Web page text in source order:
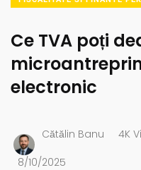
Ce TVA poți
electronic
Cătălin Banu 4K
8/10/2025